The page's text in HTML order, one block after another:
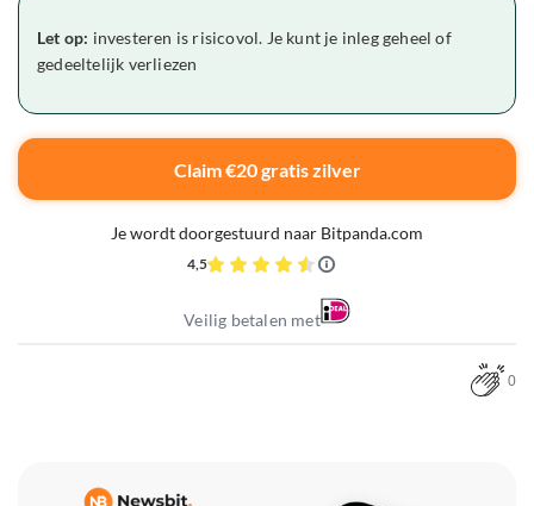
Let op: investeren is risicovol. Je kunt je inleg geheel of
gedeeltelijk verliezen
Claim €20 gratis zilver
Je wordt doorgestuurd naar Bitpanda.com
4,5
Veilig betalen met
0